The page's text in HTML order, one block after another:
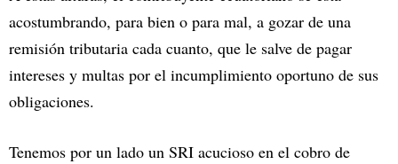
acostumbrando, para bien o para mal, a gozar de una
remisión tributaria cada cuanto, que le salve de pagar
intereses y multas por el incumplimiento oportuno de sus
obligaciones.
Tenemos por un lado un SRI acucioso en el cobro de